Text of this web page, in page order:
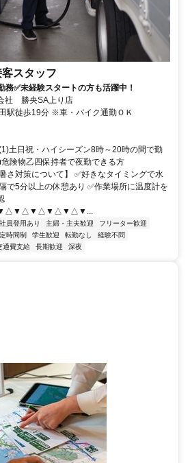
スタッフ
務✅未経験スタートの方も活躍中！
社 勝央SA上り店
駅徒歩19分 ※車・バイク通勤ＯＫ
土日祝・ハイシーズン8時～20時の間で勤
険物乙四保持者で夜勤できる方
さ対策について】 ✅好きなタイミングで水
で5分以上の休憩あり ✅作業場所に温度計を
社員登用あり 主婦・主夫歓迎
フリーター歓迎
時間制 学生歓迎 転勤なし
経験不問
通費支給 長期歓迎 深夜